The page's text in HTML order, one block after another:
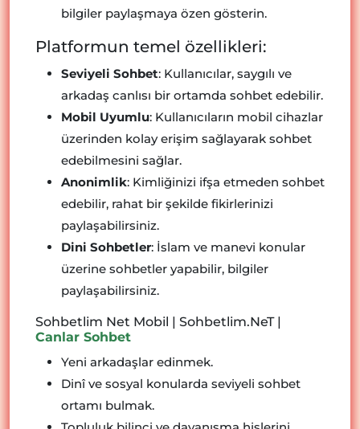
bilgiler paylaşmaya özen gösterin.
Platformun temel özellikleri:
Seviyeli Sohbet: Kullanıcılar, saygılı ve
arkadaş canlısı bir ortamda sohbet edebilir.
Mobil Uyumlu: Kullanıcıların mobil cihazlar
üzerinden kolay erişim sağlayarak sohbet
edebilmesini sağlar.
Anonimlik: Kimliğinizi ifşa etmeden sohbet
edebilir, rahat bir şekilde fikirlerinizi
paylaşabilirsiniz.
Dini Sohbetler: İslam ve manevi konular
üzerine sohbetler yapabilir, bilgiler
paylaşabilirsiniz.
Sohbetlim Net Mobil | Sohbetlim.NeT |
Canlar Sohbet
Yeni arkadaşlar edinmek.
Dinî ve sosyal konularda seviyeli sohbet
ortamı bulmak.